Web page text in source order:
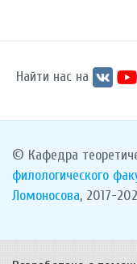
Найти нас на
© Кафедра
филологического
Ломоносова, 2017-